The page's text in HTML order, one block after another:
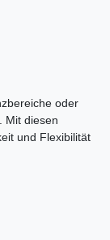
oder
Mit diesen
und Flexibilität